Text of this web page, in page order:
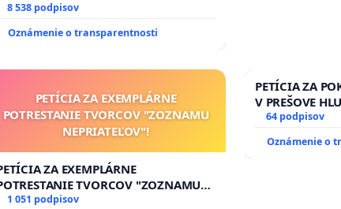
#STOPPDFL
8 538 podpisov
Oznámenie o transparentnosti
PETÍCIA ZA EXEMPLÁRNE
POTRESTANIE TVORCOV "ZOZNAMU
NEPRIATEĽOV"!
ZA EXEMPLÁRNE
TVORCOV "ZOZNAMU
NEPRIATEĽOV"!
1 051 podpisov
PETÍCIA ZA
V PREŠOVE
V SOBOTU
8.00 – 18.00
64 podpisov
Oznámenie o